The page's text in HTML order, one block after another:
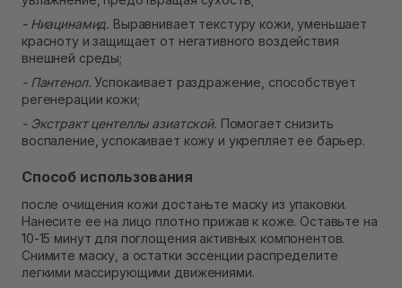
- Ниацинамид. Выравнивает текстуру кожи, уменьшает
красноту и защищает от негативного воздействия
внешней среды;
- Пантенол. Успокаивает раздражение, способствует
регенерации кожи;
- Экстракт центеллы азиатской. Помогает снизить
воспаление, успокаивает кожу и укрепляет ее барьер.
Способ использования
после очищения кожи достаньте маску из упаковки.
Нанесите ее на лицо плотно прижав к коже. Оставьте на
10-15 минут для поглощения активных компонентов.
Снимите маску, а остатки эссенции распределите
легкими массирующими движениями.